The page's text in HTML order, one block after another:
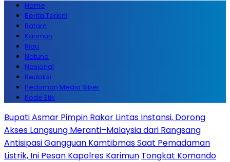
Home
Berita Terkini
Batam
Karimun
Riau
Natuna
Nasional
Redaksi
Pedoman Media Siber
Kode Etik
Bupati Asmar Pimpin Rakor Lintas Instansi, Dorong
Akses Langsung Meranti–Malaysia dari Rangsang
Antisipasi Gangguan Kamtibmas Saat Pemadaman
Listrik, Ini Pesan Kapolres Karimun Tongkat Komando